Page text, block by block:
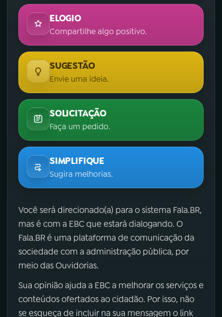
ELOGIO
Compartilhe algo positivo.
SUGESTÃO
Envie uma ideia.
SOLICITAÇÃO
Faça um pedido.
SIMPLIFIQUE
Sugira melhorias.
Você será direcionado(a) para o sistema Fala.BR,
mas é com a EBC que estará dialogando. O
Fala.BR é uma plataforma de comunicação da
sociedade com a administração pública, por
meio das Ouvidorias.
Sua opinião ajuda a EBC a melhorar os serviços e
conteúdos ofertados ao cidadão. Por isso, não
se esqueça de incluir na sua mensagem o link